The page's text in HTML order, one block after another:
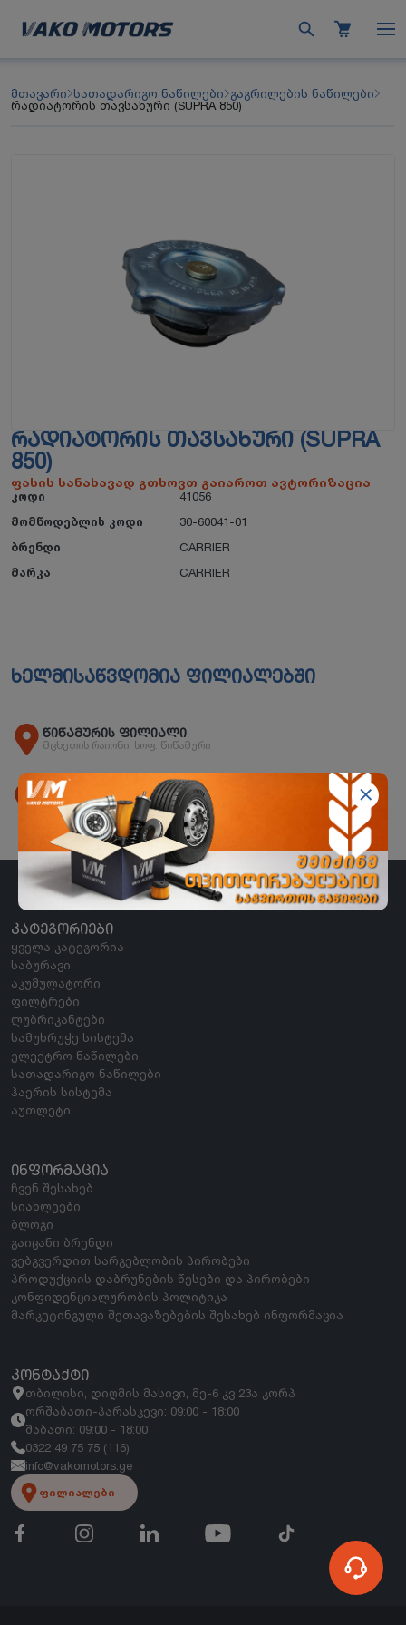
მთავარი სათადარიგო ნაწილები გაგრილების ნაწილები
რადიატორის თავსახური (SUPRA 850)
ᲠᲐᲓᲘᲐᲢᲝᲠᲘᲡ ᲗᲐᲕᲡᲐᲮᲣᲠᲘ (SUPRA
850)
ფასის სანახავად გთხოვთ გაიაროთ ავტორიზაცია
კოდი
41056
მომწოდებლის კოდი
30-60041-01
ბრენდი
CARRIER
მარკა
CARRIER
ხელმისაწვდომია ფილიალებში
წიწამურის ფილიალი
მცხეთის რაიონი, სოფ. წიწამური
ორხევის ფილიალი
ორხევის დასახლება, ჩანტლაძის N15
ᲙᲐᲢᲔᲒᲝᲠᲘᲔᲑᲘ
ყველა კატეგორია
საბურავი
აკუმულატორი
ფილტრები
ლუბრიკანტები
სამუხრუჭე სისტემა
ელექტრო ნაწილები
სათადარიგო ნაწილები
ჰაერის სისტემა
აუთლეტი
ᲘᲜᲤᲝᲠᲛᲐᲪᲘᲐ
ჩვენ შესახებ
სიახლეები
ბლოგი
გაიცანი ბრენდი
ვებგვერდით სარგებლობის პირობები
პროდუქციის დაბრუნების წესები და პირობები
კონფიდენციალურობის პოლიტიკა
მარკეტინგული შეთავაზებების შესახებ ინფორმაცია
ᲙᲝᲜᲢᲐᲥᲢᲘ
თბილისი, დიღმის მასივი, მე-6 კვ 23ა კორპ
ორშაბათი-პარასკევი: 09:00 - 18:00
შაბათი: 09:00 - 18:00
0322 49 75 75 (116)
info@vakomotors.ge
ფილიალები